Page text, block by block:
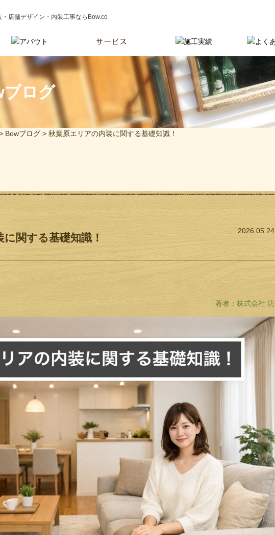
店舗デザイン・内装工事ならBow.co
ブログ
Bowブログ > 秋葉原エリアの内装に関する基礎知識！
2026.05.24
関する基礎知識！
著者：株式会社 坊